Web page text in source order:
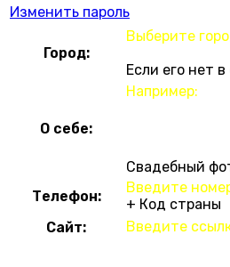
Изменить пароль
Город:
Выберите
Если его нет
О себе:
Например:
Свадебный
Телефон:
Введите
+ Код страны
Сайт:
Введите